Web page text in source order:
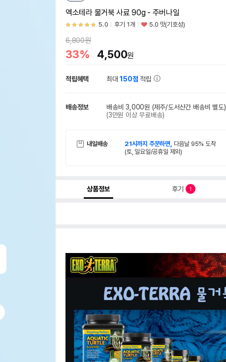
엑소테라 물거북 사료 90g - 주버나일
5.0 후기 1개 5.0 맛(기호성)
6,800원
33% 4,500원
적립혜택 최대150점 적립
배송정보 배송비 3,000원 (제주/도서산간 배송비 별도)
(3만원 이상 무료배송)
내일배송 21시까지 주문하면, 다음날 95% 도착
(토, 일요일/공휴일 제외)
상품정보 후기 1